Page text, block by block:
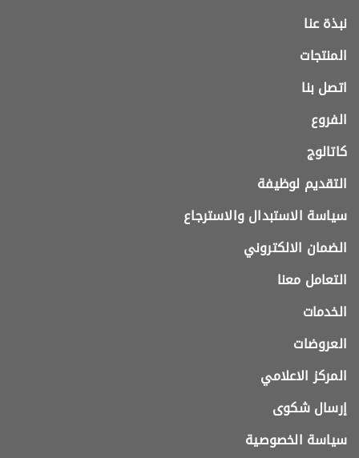
نبذة عنا
المنتجات
اتصل بنا
الفروع
كاتالوج
التقديم لوظيفة
سياسة الاستبدال والاسترجاع
الضمان الالكتروني
التعامل معنا
الخدمات
العروضات
المركز الاعلامي
إرسال شكوى
سياسة الخصوصية